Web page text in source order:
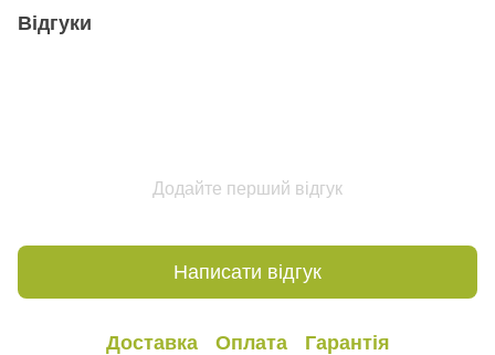
Відгуки
Додайте перший відгук
Написати відгук
Доставка Оплата Гарантія